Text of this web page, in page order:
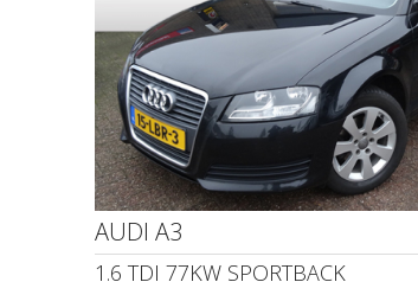
AUDI A3
1.6 TDI 77KW SPORTBACK